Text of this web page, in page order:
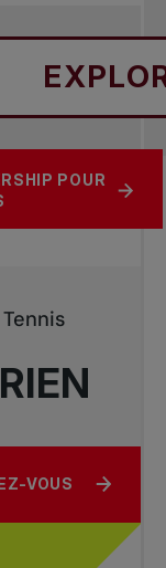
EXPLORER
HORS
POUR
VOUS